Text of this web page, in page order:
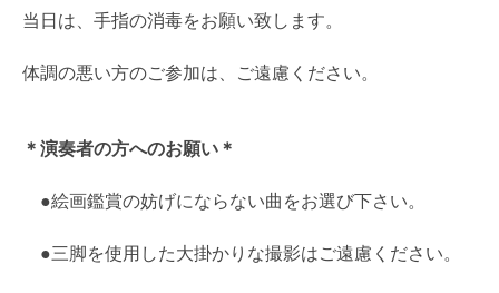
当日は、手指の消毒をお願い致します。
体調の悪い方のご参加は、ご遠慮ください。
＊演奏者の方へのお願い＊
●絵画鑑賞の妨げにならない曲をお選び下さい。
●三脚を使用した大掛かりな撮影はご遠慮ください。